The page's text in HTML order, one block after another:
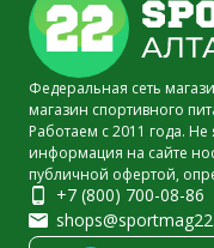
Федеральная сеть
магазин спортивного
Работаем с 2011 года. Не
информация на сайте
публичной офертой,
+7 (800) 700-08-86